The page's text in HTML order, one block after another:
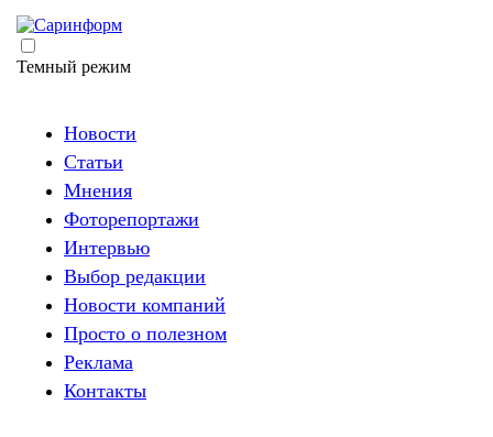
Темный режим
Новости
Статьи
Мнения
Фоторепортажи
Интервью
Выбор редакции
Новости компаний
Просто о полезном
Реклама
Контакты